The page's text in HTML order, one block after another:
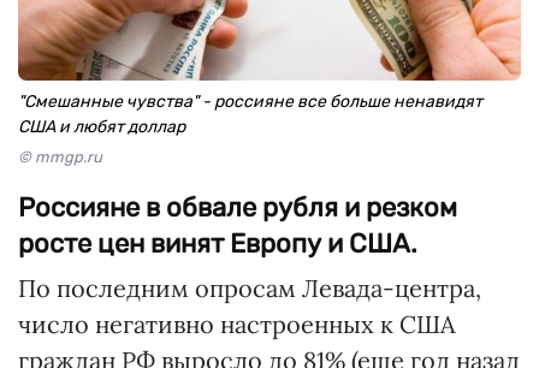
"Смешанные чувства" - россияне все больше ненавидят
США и любят доллар
© mmgp.ru
Россияне в обвале рубля и резком
росте цен винят Европу и США.
По последним опросам Левада-центра,
число негативно настроенных к США
граждан РФ выросло до 81% (еще год назад